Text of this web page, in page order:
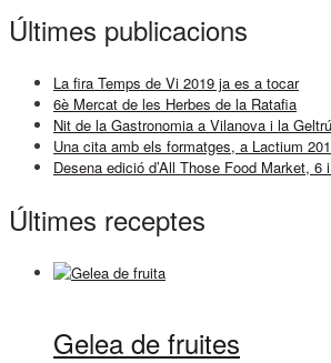
Últimes publicacions
La fira Temps de Vi 2019 ja es a tocar
6è Mercat de les Herbes de la Ratafia
Nit de la Gastronomia a Vilanova i la Geltrú
Una cita amb els formatges, a Lactium
Desena edició d’All Those Food Market, 6
Últimes receptes
Gelea de fruites